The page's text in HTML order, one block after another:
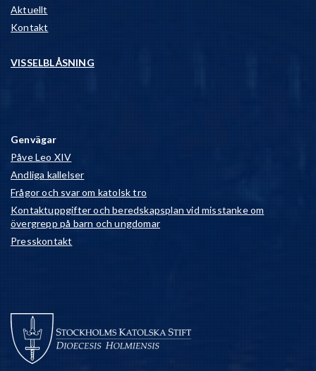
Aktuellt
Kontakt
VISSELBLÅSNING
Genvägar
Påve Leo XIV
Andliga kallelser
Frågor och svar om katolsk tro
Kontaktuppgifter och beredskapsplan vid misstanke om
övergrepp på barn och ungdomar
Presskontakt